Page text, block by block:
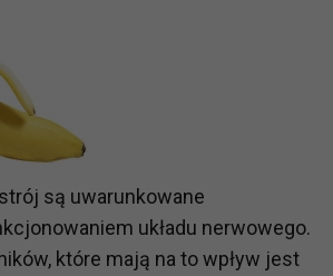
są uwarunkowane
układu nerwowego.
które mają na to wpływ jest